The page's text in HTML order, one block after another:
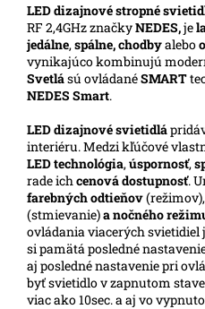
LED dizajnové stropné
RF 2,4GHz značkyNEDES,je
jedálne,spálne, chodbyalebo
vynikajúco kombinujú
Svetlású ovládanéSMART
NEDES Smart.
LEDdizajnové svietidlá
interiéru. Medzi kľúčové
LED technológia,úspornosť,
rade ichcenová dostupnosť.
farebných odtieňov(režimov),
(stmievanie)a nočného
ovládania viacerých svietidiel
si pamätá posledné
aj posledné nastavenie pri
byť svietidlo v zapnutom
viac ako 10sec. a aj vo